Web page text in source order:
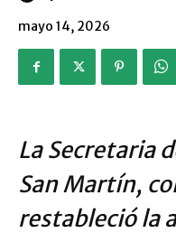
mayo 14, 2026
La Secretaria
San Martín,
restableció la